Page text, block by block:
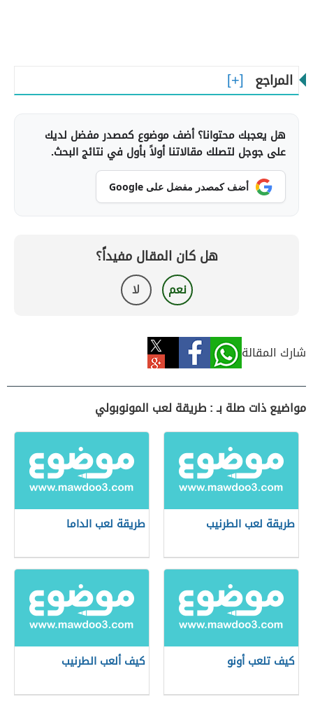
المراجع
هل يعجبك محتوانا؟ أضف موضوع كمصدر مفضل لديك
على جوجل لتصلك مقالاتنا أولاً بأول في نتائج البحث.
أضف كمصدر مفضل على Google
هل كان المقال مفيداً؟
نعم لا
شارك المقالة
مواضيع ذات صلة بـ : طريقة لعب المونوبولي
طريقة لعب الطرنيب طريقة لعب الداما
كيف تلعب أونو كيف ألعب الطرنيب